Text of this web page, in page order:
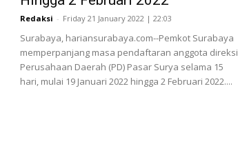
Redaksi - Friday 21 January 2022 | 22:03
Surabaya, hariansurabaya.com--Pemkot Surabaya
memperpanjang masa pendaftaran anggota direksi
Perusahaan Daerah (PD) Pasar Surya selama 15
hari, mulai 19 Januari 2022 hingga 2 Februari 2022....